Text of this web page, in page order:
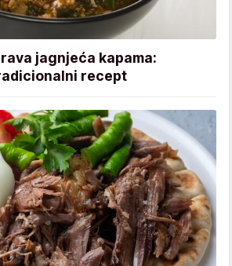
jagnjeća kapama:
recept